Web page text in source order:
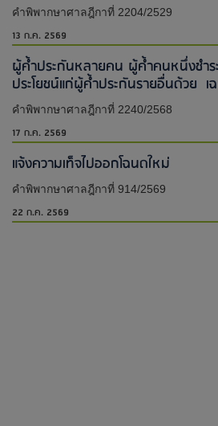
คำพิพากษาศาลฎีกาที่ 2204/2529
13 ก.ค. 2569
ผู้ค้ำประกันหลายคน ผู้ค้ำคนหนึ่งชำ
ประโยชน์แก่ผู้ค้ำประกันรายอื่นด้วย
คำพิพากษาศาลฎีกาที่ 2240/2568
17 ก.ค. 2569
แจ้งความเท็จไปออกโฉนดใหม่​
คำพิพากษาศาลฎีกาที่ 914/2569
22 ก.ค. 2569